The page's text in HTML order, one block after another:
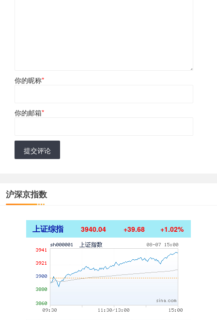
你的昵称*
你的邮箱*
提交评论
沪深京指数
上证综指 3940.04 +39.68 +1.02%